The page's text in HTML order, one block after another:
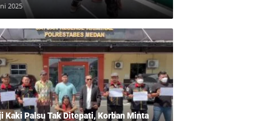
2025
Kaki Palsu Tak Ditepati, Korban Minta